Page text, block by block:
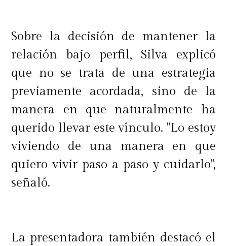
Sobre la decisión de mantener la
relación bajo perfil, Silva explicó
que no se trata de una estrategia
previamente acordada, sino de la
manera en que naturalmente ha
querido llevar este vínculo. "Lo estoy
viviendo de una manera en que
quiero vivir paso a paso y cuidarlo",
señaló.
La presentadora también destacó el